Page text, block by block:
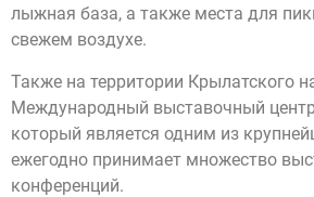
лыжная база, а также места для
свежем воздухе.
Также на территории Крылатского
Международный выставочный
который является одним из
ежегодно принимает множество
конференций.